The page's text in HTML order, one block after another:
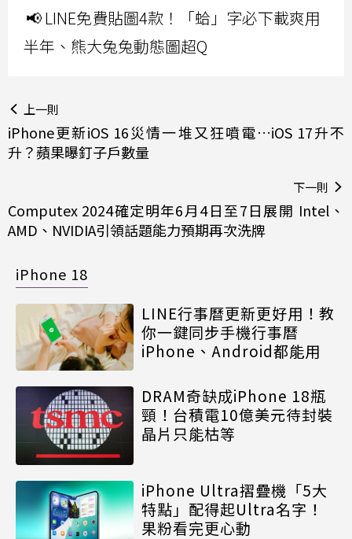
📢 LINE免費貼圖4款！「蛤」字必下載爽用
半年、熊大兔兔動態圖超Q
上一則
iPhone更新iOS 16災情一堆又狂噴電…iOS 17升不
升？蘋果曝釘子戶數量
下一則
Computex 2024確定明年6月4日至7日展開 Intel、
AMD、NVIDIA引領話題能力預期再次洗牌
iPhone 18
LINE行事曆更新更好用！教
你一鍵同步手機行事曆
iPhone、Android都能用
DRAM奇缺成iPhone 18瓶
頸！台積電10億美元待封裝
晶片只能枯等
iPhone Ultra摺疊機「5大
特點」配得起Ultra名字！
果粉看完更心動